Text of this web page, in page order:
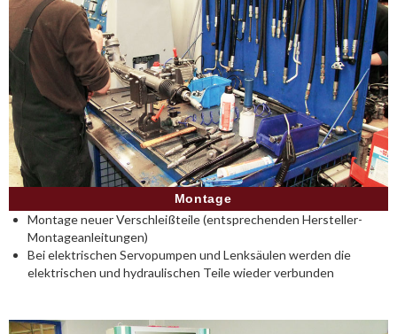
Montage
Montage neuer Verschleißteile (entsprechenden Hersteller-
Montageanleitungen)
Bei elektrischen Servopumpen und Lenksäulen werden die
elektrischen und hydraulischen Teile wieder verbunden